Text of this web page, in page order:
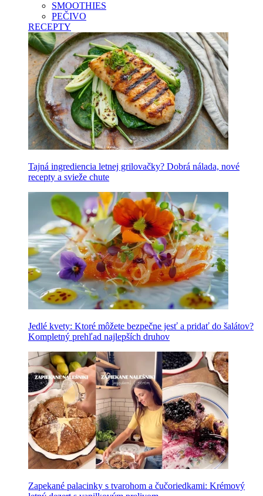
SMOOTHIES
PEČIVO
RECEPTY
Tajná ingrediencia letnej grilovačky? Dobrá nálada, nové
recepty a svieže chute
Jedlé kvety: Ktoré môžete bezpečne jesť a pridať do šalátov?
Kompletný prehľad najlepších druhov
Zapekané palacinky s tvarohom a čučoriedkami: Krémový